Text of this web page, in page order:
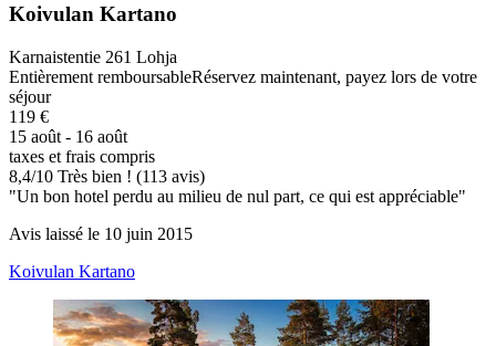
Koivulan Kartano
Karnaistentie 261 Lohja
Entièrement remboursableRéservez maintenant, payez lors de votre
séjour
119 €
15 août - 16 août
taxes et frais compris
8,4/10 Très bien ! (113 avis)
"Un bon hotel perdu au milieu de nul part, ce qui est appréciable"
Avis laissé le 10 juin 2015
Koivulan Kartano